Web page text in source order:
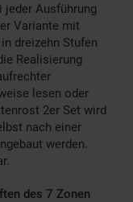
jeder Ausführung
Variante mit
dreizehn Stufen
Realisierung
lesen oder
2er Set wird
nach einer
werden.
des 7 Zonen